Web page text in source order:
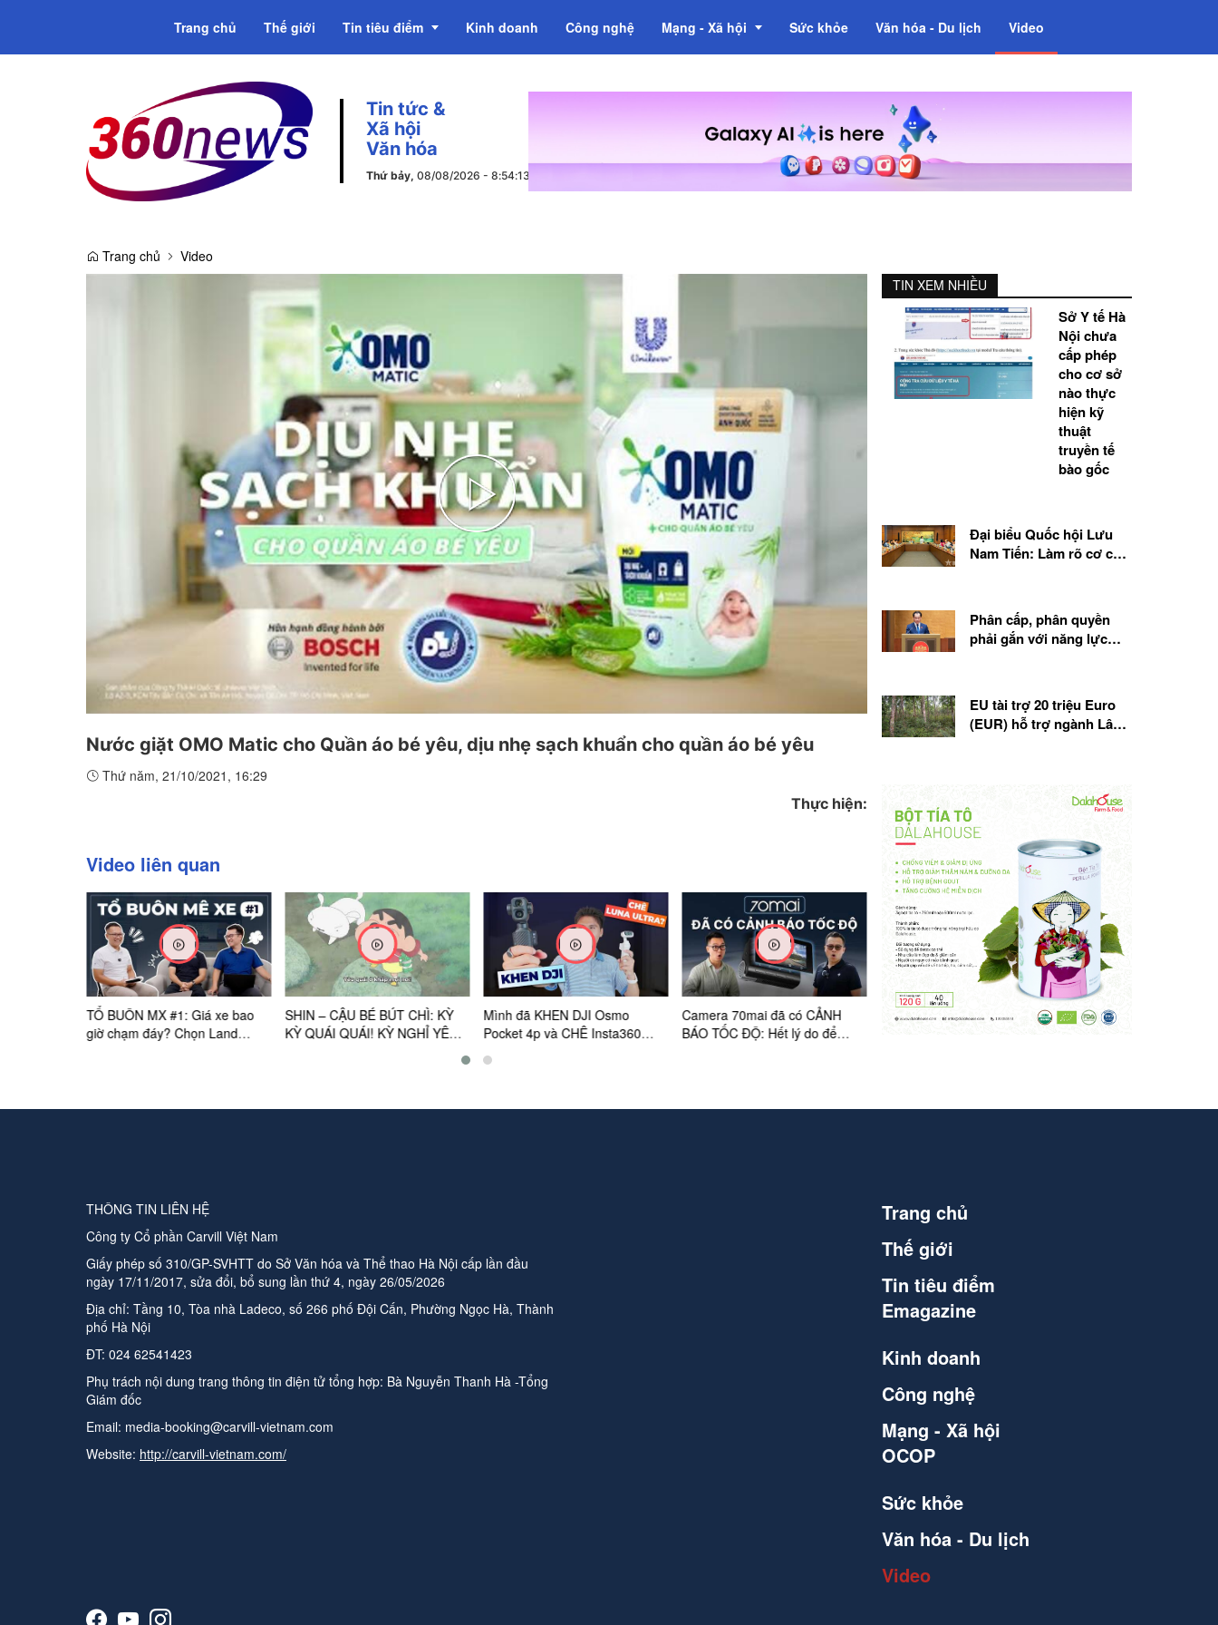
Trang chủ Thế giới Tin tiêu điểm
Emagazine
Kinh doanh Công nghệ Mạng - Xã hội Sức khỏe Văn hóa - Du lịch Video
Tin tức &
Xã hội
Văn hóa
Thứ bảy, 08/08/2026 - 8:54:14
Trang chủ Video
Play
Video
Nước giặt OMO Matic cho Quần áo bé yêu, dịu nhẹ sạch khuẩn cho quần áo bé yêu
Thứ năm, 21/10/2021, 16:29
Thực hiện:
Video liên quan
TỔ BUÔN MX #1: Giá xe bao
giờ chạm đáy? Chọn Land
SHIN – CẬU BÉ BÚT CHÌ: KỲ
KỲ QUÁI QUÁI! KỲ NGHỈ YÊU
Mình đã KHEN DJI Osmo
Pocket 4p và CHÊ Insta360
Camera 70mai đã có CẢNH
BÁO TỐC ĐỘ: Hết lý do để
Kiến thức nở rộ - Tài chính
Cảm nhận sự săn chắc
TIN XEM NHIỀU
Sở Y tế Hà
Nội chưa
cấp phép
cho cơ sở
nào thực
hiện kỹ
thuật
truyền tế
bào gốc
Đại biểu Quốc hội Lưu
Nam Tiến: Làm rõ cơ chế
triển đô thị
Phân cấp, phân quyền
phải gắn với năng lực
EU tài trợ 20 triệu Euro
(EUR) hỗ trợ ngành Lâm
THÔNG TIN LIÊN HỆ
Công ty Cổ phần Carvill Việt Nam
Giấy phép số 310/GP-SVHTT do Sở Văn hóa và Thể thao Hà Nội cấp lần đầu
ngày 17/11/2017, sửa đổi, bổ sung lần thứ 4, ngày 26/05/2026
Địa chỉ: Tầng 10, Tòa nhà Ladeco, số 266 phố Đội Cấn, Phường Ngọc Hà, Thành
phố Hà Nội
ĐT: 024 62541423
Phụ trách nội dung trang thông tin điện tử tổng hợp: Bà Nguyễn Thanh Hà -Tổng
Giám đốc
Email: media-booking@carvill-vietnam.com
Website: http://carvill-vietnam.com/
Trang chủ
Thế giới
Tin tiêu điểm
Emagazine
Kinh doanh
Công nghệ
Mạng - Xã hội
OCOP
Sức khỏe
Văn hóa - Du lịch
Video